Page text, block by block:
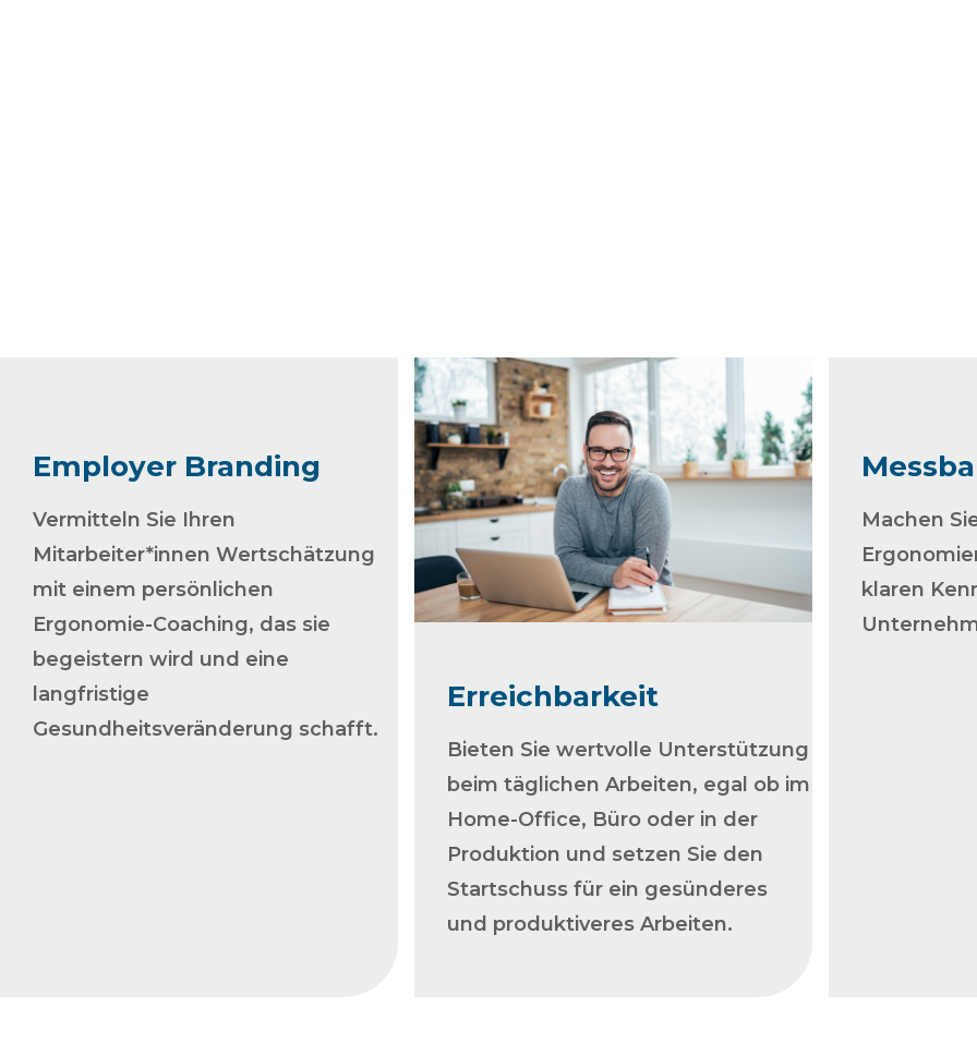
Employer Branding
Vermitteln Sie Ihren
Mitarbeiter*innen Wertschätzung
mit einem persönlichen
Ergonomie-Coaching, das sie
begeistern wird und eine
langfristige
Gesundheitsveränderung schafft.
Erreichbarkeit
Bieten Sie wertvolle Unterstützung
beim täglichen Arbeiten, egal ob im
Home-Office, Büro oder in der
Produktion und setzen Sie den
Startschuss für ein gesünderes
und produktiveres Arbeiten.
Machen
klaren